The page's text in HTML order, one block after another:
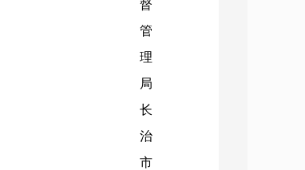
督
管
理
局
长
治
市